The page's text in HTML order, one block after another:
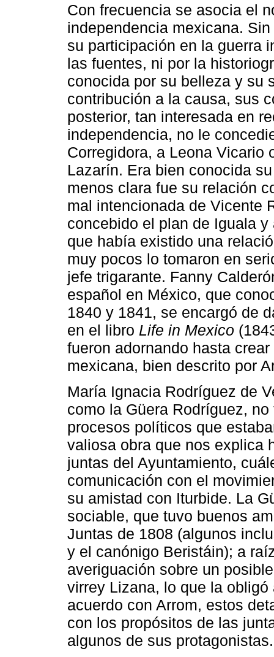
Con frecuencia se asocia el
independencia mexicana.
su participación en la guerra
las fuentes, ni por la
conocida por su belleza y su
contribución a la causa, sus
posterior, tan interesada en
independencia, no le
Corregidora, a Leona Vicario
Lazarín. Era bien conocida
menos clara fue su relación
mal intencionada de Vicente
concebido el plan de Iguala
que había existido una
muy pocos lo tomaron en
jefe trigarante. Fanny
español en México, que
1840 y 1841, se encargó de
en el libro Life in Mexico
fueron adornando hasta
mexicana, bien descrito por
María Ignacia Rodríguez de
como la Güera Rodríguez,
procesos políticos que
valiosa obra que nos explica
juntas del Ayuntamiento,
comunicación con el
su amistad con Iturbide. La
sociable, que tuvo buenos
Juntas de 1808 (algunos
y el canónigo Beristáin); a
averiguación sobre un
virrey Lizana, lo que la
acuerdo con Arrom, estos
con los propósitos de las
algunos de sus protagonistas.